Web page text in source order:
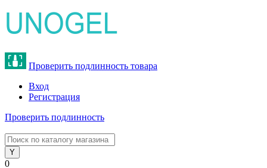
Проверить подлинность товара
Вход
Регистрация
Проверить подлинность
0